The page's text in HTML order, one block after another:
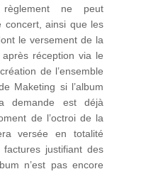
ne peut
concert, ainsi que les
le versement de la
réception via le
de l’ensemble
Maketing si l’album
demande est déjà
de l’octroi de la
versée en totalité
justifiant des
n’est pas encore